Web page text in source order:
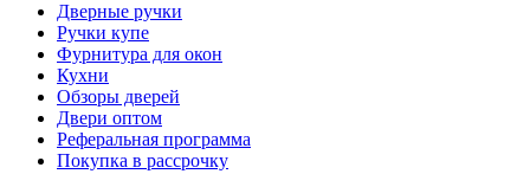
Дверные ручки
Ручки купе
Фурнитура для окон
Кухни
Обзоры дверей
Двери оптом
Реферальная программа
Покупка в рассрочку